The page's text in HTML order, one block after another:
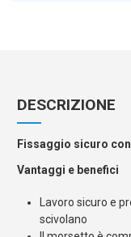
DESCRIZIONE
Fissaggio sicuro
Vantaggi e benefici
Lavoro sicuro e
scivolano